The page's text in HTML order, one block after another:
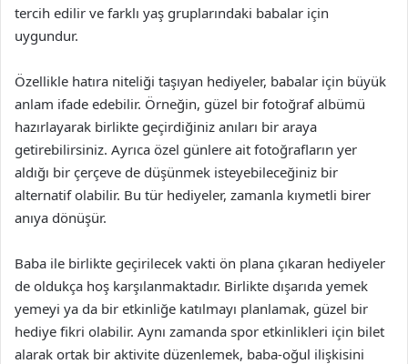
tercih edilir ve farklı yaş gruplarındaki babalar için
uygundur.
Özellikle hatıra niteliği taşıyan hediyeler, babalar için büyük
anlam ifade edebilir. Örneğin, güzel bir fotoğraf albümü
hazırlayarak birlikte geçirdiğiniz anıları bir araya
getirebilirsiniz. Ayrıca özel günlere ait fotoğrafların yer
aldığı bir çerçeve de düşünmek isteyebileceğiniz bir
alternatif olabilir. Bu tür hediyeler, zamanla kıymetli birer
anıya dönüşür.
Baba ile birlikte geçirilecek vakti ön plana çıkaran hediyeler
de oldukça hoş karşılanmaktadır. Birlikte dışarıda yemek
yemeyi ya da bir etkinliğe katılmayı planlamak, güzel bir
hediye fikri olabilir. Aynı zamanda spor etkinlikleri için bilet
alarak ortak bir aktivite düzenlemek, baba-oğul ilişkisini